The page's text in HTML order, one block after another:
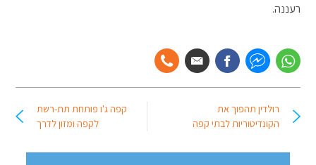
רעננה.
רולדין תהפוך את
הקונדיטוריות לבתי קפה
קפה ג'ו פותחת תת-רשת
לקפה ומזון לדרך